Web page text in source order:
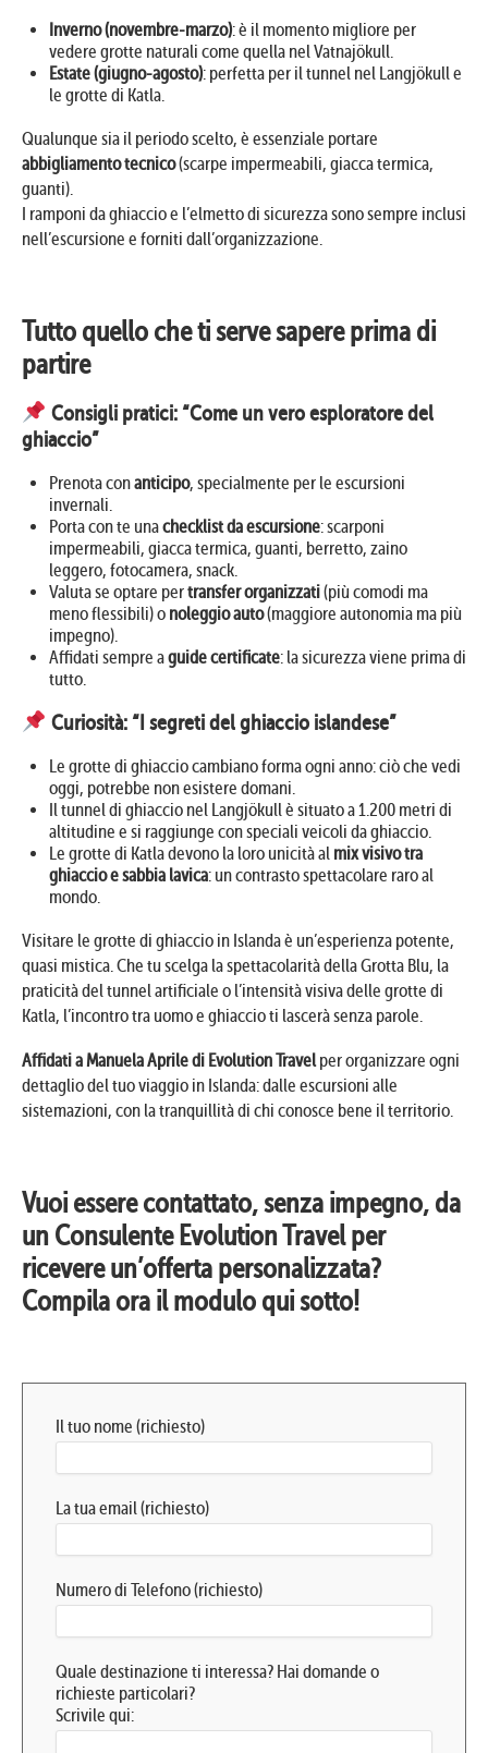
Inverno (novembre-marzo): è il momento migliore per
vedere grotte naturali come quella nel Vatnajökull.
Estate (giugno-agosto): perfetta per il tunnel nel Langjökull e
le grotte di Katla.
Qualunque sia il periodo scelto, è essenziale portare
abbigliamento tecnico(scarpe impermeabili, giacca termica,
guanti).
I ramponi da ghiaccio e l’elmetto di sicurezza sono sempre inclusi
nell’escursione e forniti dall’organizzazione.
Tutto quello che ti serve sapere prima di
partire
Consigli pratici: “Come un vero esploratore del
ghiaccio”
Prenota conanticipo, specialmente per le escursioni
invernali.
Porta con te unachecklist da escursione: scarponi
impermeabili, giacca termica, guanti, berretto, zaino
leggero, fotocamera, snack.
Valuta se optare pertransfer organizzati(più comodi ma
meno flessibili) o noleggio auto(maggiore autonomia ma più
impegno).
Affidati sempre aguide certificate: la sicurezza viene prima di
tutto.
Curiosità: “I segreti del ghiaccio islandese”
Le grotte di ghiaccio cambiano forma ogni anno: ciò che vedi
oggi, potrebbe non esistere domani.
Il tunnel di ghiaccio nel Langjökull è situato a 1.200 metri di
altitudine e si raggiunge con speciali veicoli da ghiaccio.
Le grotte di Katla devono la loro unicità al mix visivo tra
ghiaccio e sabbia lavica: un contrasto spettacolare raro al
mondo.
Visitare le grotte di ghiaccio in Islanda è un’esperienza potente,
quasi mistica. Che tu scelga la spettacolarità della Grotta Blu, la
praticità del tunnel artificiale o l’intensità visiva delle grotte di
Katla, l’incontro tra uomo e ghiaccio ti lascerà senza parole.
Affidati a Manuela Aprile di Evolution Travelper organizzare ogni
dettaglio del tuo viaggio in Islanda: dalle escursioni alle
sistemazioni, con la tranquillità di chi conosce bene il territorio.
Vuoi essere contattato, senza impegno, da
un Consulente Evolution Travel per
ricevere un’offerta personalizzata?
Compila ora il modulo qui sotto!
Il tuo nome (richiesto)
La tua email (richiesto)
Numero di Telefono (richiesto)
Quale destinazione ti interessa? Hai domande o
richieste particolari?
Scrivile qui: